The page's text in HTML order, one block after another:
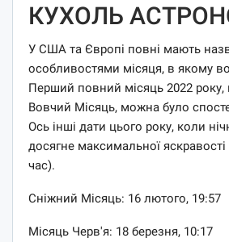
КУХОЛЬ
У США та Європі повні мають
особливостями місяця, в якому
Перший повний місяць 2022 року,
Вовчий Місяць, можна було
Ось інші дати цього року, коли
досягне максимальної
час).
Сніжний Місяць: 16 лютого, 19:57
Місяць Черв'я: 18 березня, 10:17